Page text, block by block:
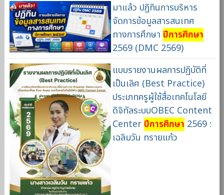
มาแล้ว ปฏิทินการบริหาร
จัดการข้อมูลสารสนเทศ
ทางการศึกษา ปีการศึกษา
2569 (DMC 2569)
แบบรายงานผลการปฏิบัติที่
เป็นเลิศ (Best Practice)
ประเภทครูผู้ใช้สื่อเทคโนโลยี
ดิจิทัลระบบOBEC Content
Centerปีการศึกษา 2569 :
เฉลิมวัน ทรายแก้ว